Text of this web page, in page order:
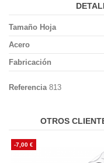
Tamaño Hoja
Acero
Fabricación
Referencia 813
OTROS
-7,00 €